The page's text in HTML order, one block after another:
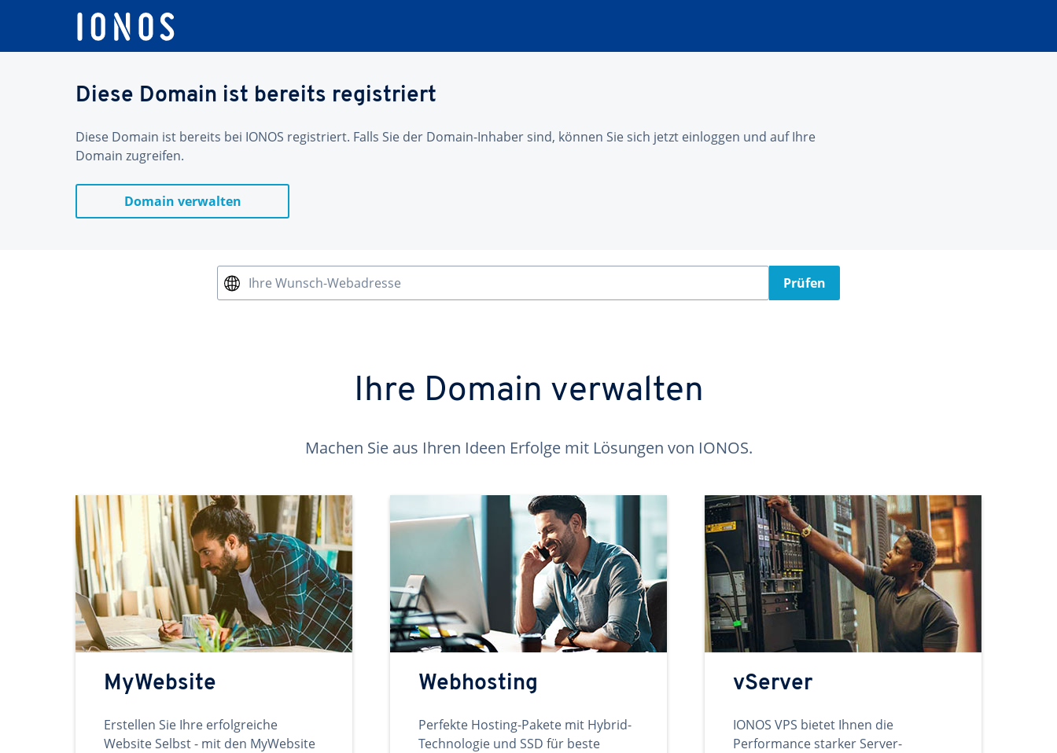
Diese Domain ist bereits registriert
Diese Domain ist bereits bei IONOS registriert. Falls Sie der Domain-Inhaber sind, können Sie sich jetzt einloggen und auf Ihre
Domain zugreifen.
Domain verwalten
Ihre Wunsch-Webadresse Prüfen
Ihre Domain verwalten
Machen Sie aus Ihren Ideen Erfolge mit Lösungen von IONOS.
MyWebsite
Erstellen Sie Ihre erfolgreiche
Website Selbst - mit den MyWebsite
Webhosting
Perfekte Hosting-Pakete mit Hybrid-
Technologie und SSD für beste
vServer
IONOS VPS bietet Ihnen die
Performance starker Server-